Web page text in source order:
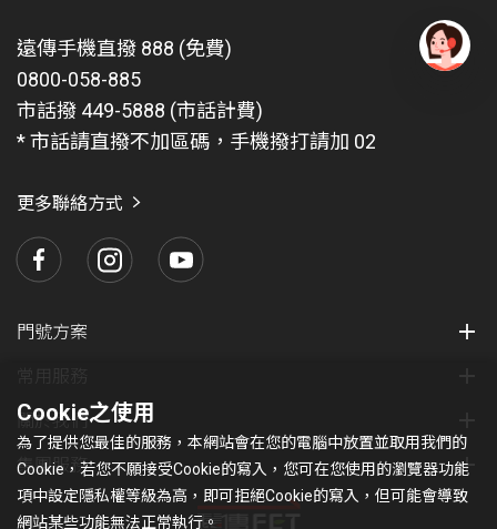
遠傳手機直撥 888 (免費)
0800-058-885
市話撥 449-5888 (市話計費)
* 市話請直撥不加區碼，手機撥打請加 02
更多聯絡方式
門號方案
關於我們
集團服務
Cookie之使用
為了提供您最佳的服務，本網站會在您的電腦中放置並取用我們的
Cookie，若您不願接受Cookie的寫入，您可在您使用的瀏覽器功能
項中設定隱私權等級為高，即可拒絕Cookie的寫入，但可能會導致
網站某些功能無法正常執行。